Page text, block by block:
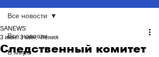
Все новости
В мире
Все новости
Следственный комитет
SANEWS
3 июн. 3 мин. чтения